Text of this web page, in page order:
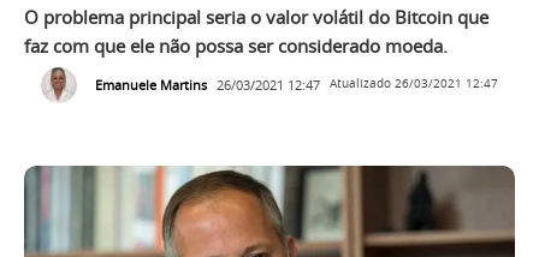
O problema principal seria o valor volátil do Bitcoin que
faz com que ele não possa ser considerado moeda.
Emanuele Martins 26/03/2021 12:47 Atualizado 26/03/2021 12:47